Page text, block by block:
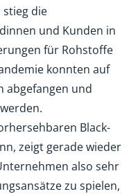
die
und Kunden in
für Rohstoffe
konnten auf
abgefangen und
Black-
zeigt gerade wieder
also sehr
zu spielen,